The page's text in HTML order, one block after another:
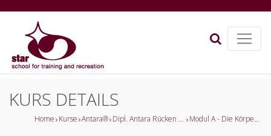
KURS DETAILS
Home Kurse Antara® Dipl. Antara Rücken Trainer Modul A - Die Körperhaltung